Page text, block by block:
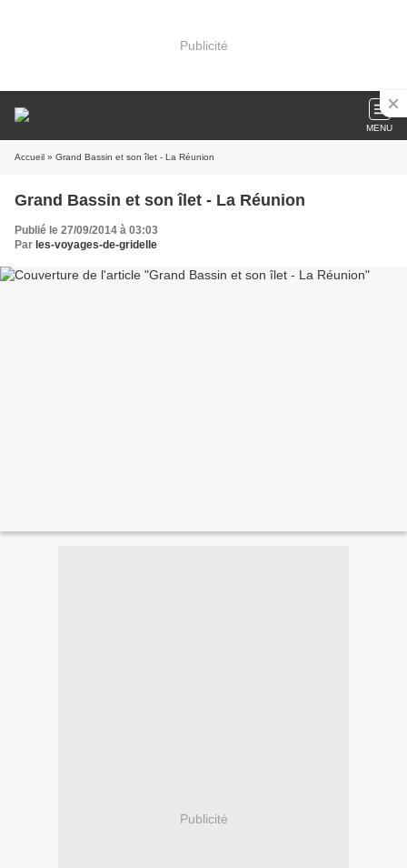
Publicité
MENU
Accueil » Grand Bassin et son îlet - La Réunion
Grand Bassin et son îlet - La Réunion
Publié le 27/09/2014 à 03:03
Par les-voyages-de-gridelle
Publicité